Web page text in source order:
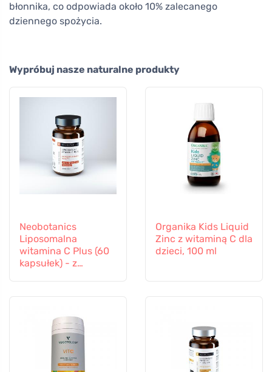
błonnika, co odpowiada około 10% zalecanego
dziennego spożycia.
Wypróbuj nasze naturalne produkty
Neobotanics
Liposomalna
witamina C Plus (60
kapsułek) - z
Organika Kids Liquid
Zinc z witaminą C dla
dzieci, 100 ml